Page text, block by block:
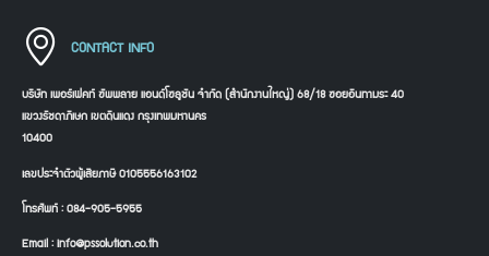
CONTACT INFO
บริษัท เพอร์เฟคท์ ซัพพลาย แอนด์โซลูชัน จำกัด (สำนักงานใหญ่) 68/18 ซอยอินทามระ 40
แขวงรัชดาภิเษก เขตดินแดง กรุงเทพมหานคร
10400
เลขประจำตัวผู้เสียภาษี 0105556163102
โทรศัพท์ : 084-905-5955
Email : info@pssolution.co.th